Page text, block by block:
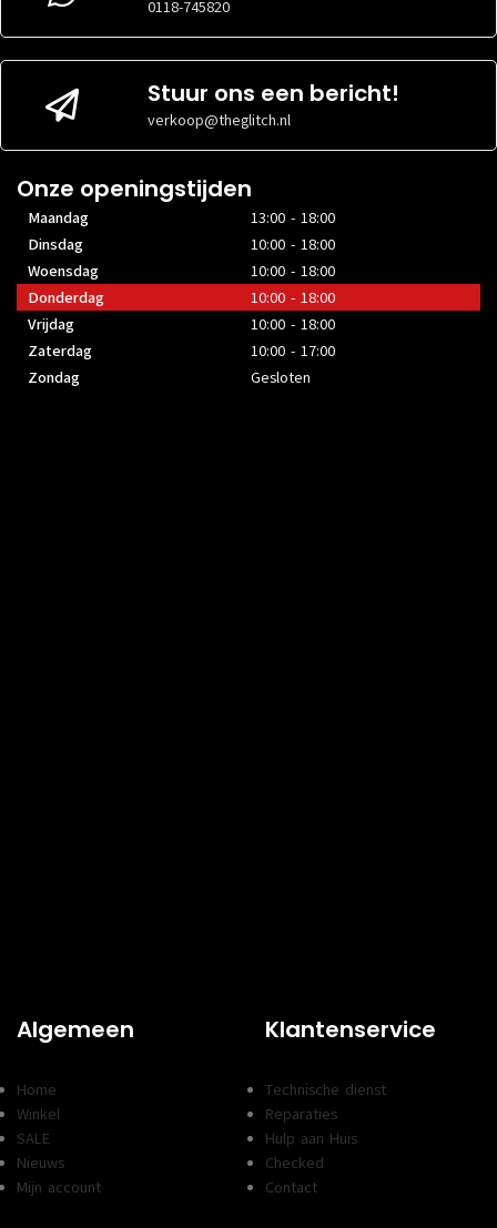
0118-745820
Stuur ons een bericht!
verkoop@theglitch.nl
Onze openingstijden
Maandag
13:00 - 18:00
Dinsdag
10:00 - 18:00
Woensdag
10:00 - 18:00
Donderdag
10:00 - 18:00
Vrijdag
10:00 - 18:00
Zaterdag
10:00 - 17:00
Zondag
Gesloten
Algemeen
Home
Winkel
SALE
Nieuws
Mijn account
Klantenservice
Technische dienst
Reparaties
Hulp aan Huis
Checked
Contact